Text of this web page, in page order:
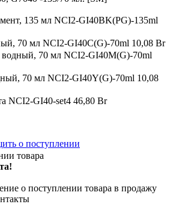
135 мл NCI2-GI40BK(PG)-135ml
70 мл NCI2-GI40C(G)-70ml 10,08 Br
70 мл NCI2-GI40M(G)-70ml
70 мл NCI2-GI40Y(G)-70ml 10,08
NCI2-GI40-set4 46,80 Br
о поступлении
товара
о поступлении товара в продажу